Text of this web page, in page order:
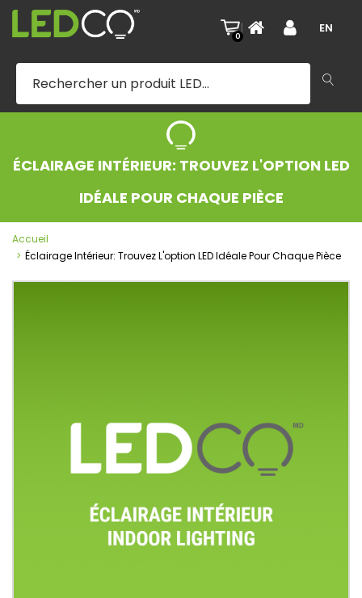
0
| EN
ÉCLAIRAGE INTÉRIEUR: TROUVEZ L'OPTION LED
IDÉALE POUR CHAQUE PIÈCE
Accueil
Éclairage Intérieur: Trouvez L'option LED Idéale Pour Chaque Pièce